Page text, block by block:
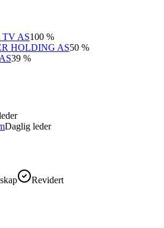
AS100 %
HOLDING AS50 %
39 %
Daglig leder
Revidert